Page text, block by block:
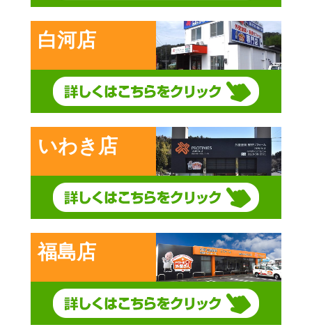
白河店
いわき店
福島店